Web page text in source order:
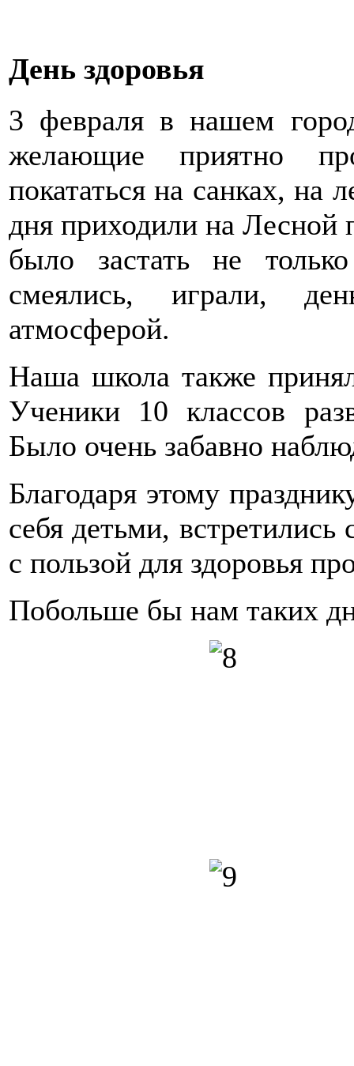
День здоровья
3 февраля в нашем
желающие приятно
покататься на санках, на
дня приходили на Лесной
было застать не
смеялись, играли,
атмосферой.
Наша школа также
Ученики 10 классов
Было очень забавно
Благодаря этому
себя детьми,
с пользой для здоровья
Побольше бы нам таких